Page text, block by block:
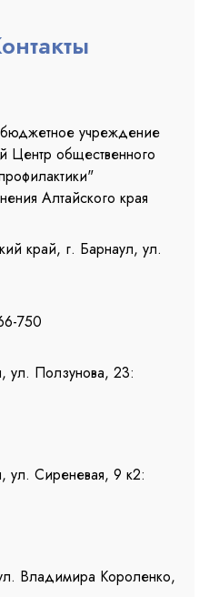
бюджетное учреждение
Центр общественного
Алтайского края
край, г. Барнаул, ул.
750
ул. Ползунова, 23:
ул. Сиреневая, 9 к2:
Владимира Короленко,